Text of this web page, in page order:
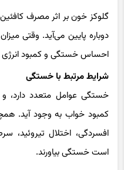
دوباره پایین می‌آید. وقتی
احساس خستگی و کمبود
شرایط مرتبط با خستگی
خستگی عوامل متعدد دارد،
کمبود خواب به وجود آید.
افسردگی، اختلال تیروئید،
است خستگی بیاورند.
قهوه ممکن است راه خوبی